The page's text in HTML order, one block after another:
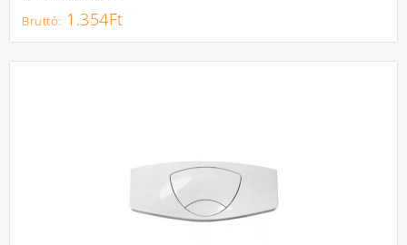
1.354Ft